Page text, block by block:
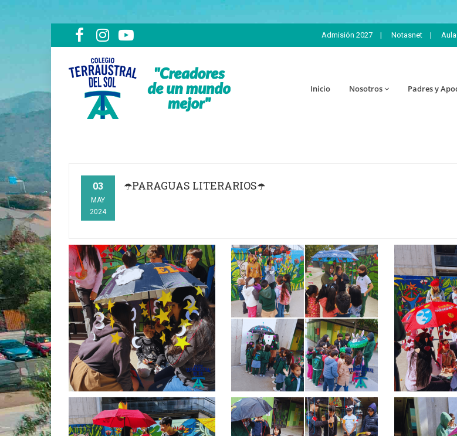
Admisión 2027 | Notasnet | Aula
Inicio Nosotros Padres y
03
MAY
2024
☂️PARAGUAS LITERARIOS☂️